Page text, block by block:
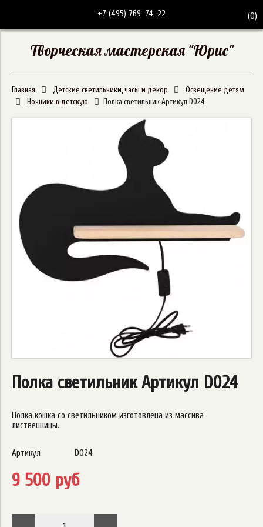
+7 (495) 769-74-22 (0)
Творческая мастерская "Юрис"
Главная Детские светильники, часы и декор
Освещение детям
Ночники в детскую
Полка светильник Артикул D024
Полка светильник Артикул D024
Полка кошка со светильником изготовлена из массива
лиственницы.
Артикул D024
9 500 руб